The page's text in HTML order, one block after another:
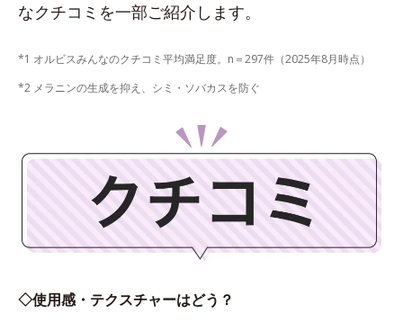
なクチコミを一部ご紹介します。
*1 オルビスみんなのクチコミ平均満足度。n＝297件（2025年8月時点）
*2 メラニンの生成を抑え、シミ・ソバカスを防ぐ
◇使用感・テクスチャーはどう？